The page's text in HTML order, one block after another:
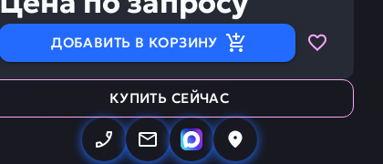
ДОБАВИТЬ В КОРЗИНУ
КУПИТЬ СЕЙЧАС